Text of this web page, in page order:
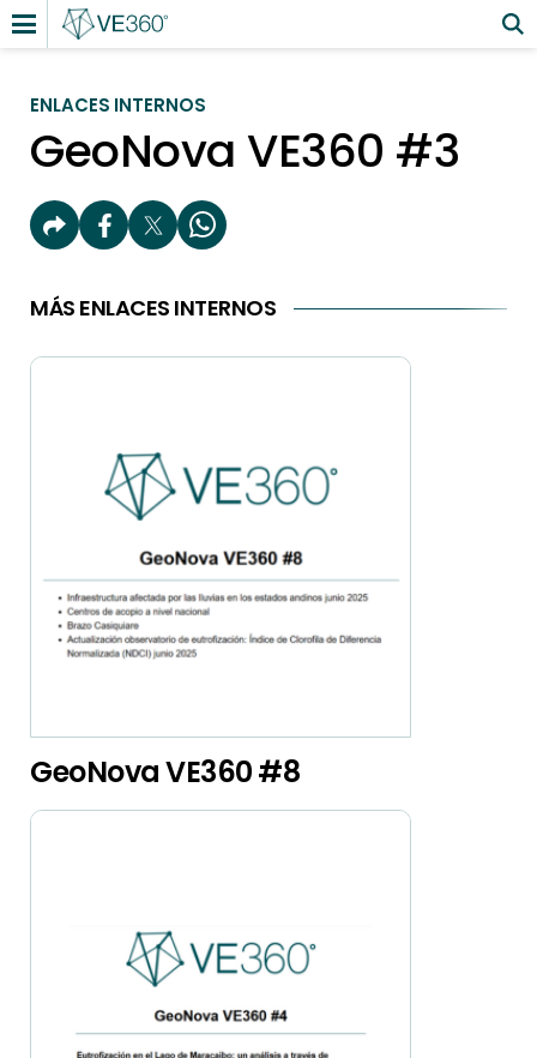
ENLACES INTERNOS
GeoNova VE360 #3
MÁS ENLACES INTERNOS
GeoNova VE360 #8